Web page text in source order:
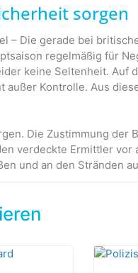
sorgen
– Die gerade bei
regelmäßig für
keine Seltenheit. Auf
außer Kontrolle. Aus
Die Zustimmung der
verdeckte Ermittler vor
und an den Stränden